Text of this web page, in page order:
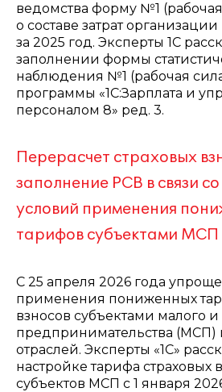
ведомства форму №1
о составе затрат
за 2025 год. Эксперты 1С
заполнении формы
наблюдения №1 (рабочая
программы «1С:Зарплата и
персоналом 8» ред. 3.
Перерасчет страховых
заполнение РСВ в связи
условий применения
тарифов субъектами МСП
С 25 апреля 2026 года
применения пониженных
взносов субъектами малого
предпринимательства (МСП)
отраслей. Эксперты «1С»
настройке тарифа страховых
субъектов МСП с 1 января